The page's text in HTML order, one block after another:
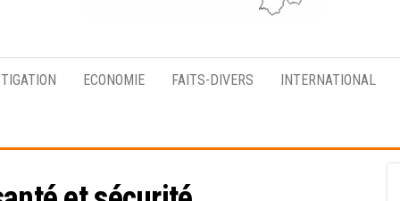
équilibrée
ECONOMIE FAITS-DIVERS INTERNATIONAL